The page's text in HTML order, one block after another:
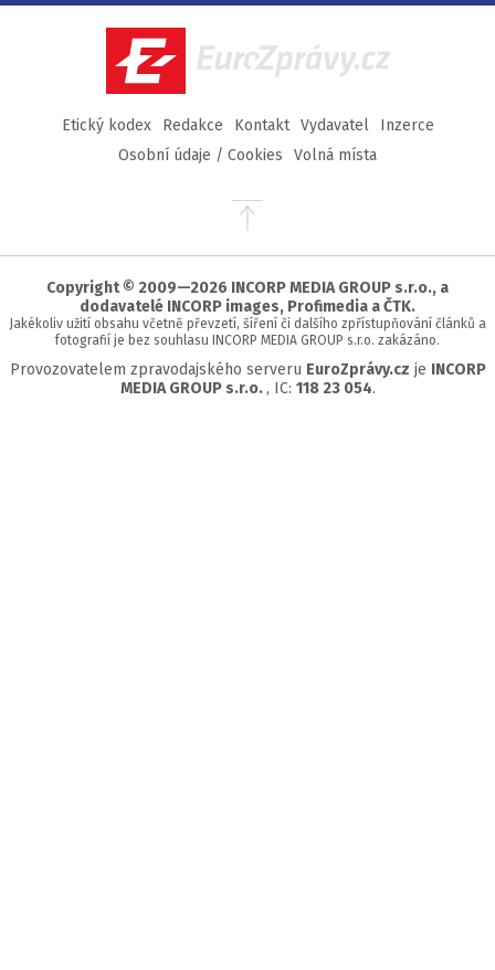
Facebook
TwitterInstagram
YouTube
EuroZprávy.cz
Etický kodex Redakce Kontakt Vydavatel
Inzerce
Osobní údaje / Cookies
Volná místa
Přejít
stránky
Copyright © 2009—2026 INCORP MEDIA GROUP s.r.o., a
dodavatelé INCORP images, Profimedia a ČTK.
Jakékoliv užití obsahu včetně převzetí, šíření či dalšího zpřístupňování článků a
fotografií je bez souhlasu INCORP MEDIA GROUP s.r.o. zakázáno.
Provozovatelem zpravodajského serveru EuroZprávy.cz je INCORP
MEDIA GROUP s.r.o. , IC: 118 23 054.